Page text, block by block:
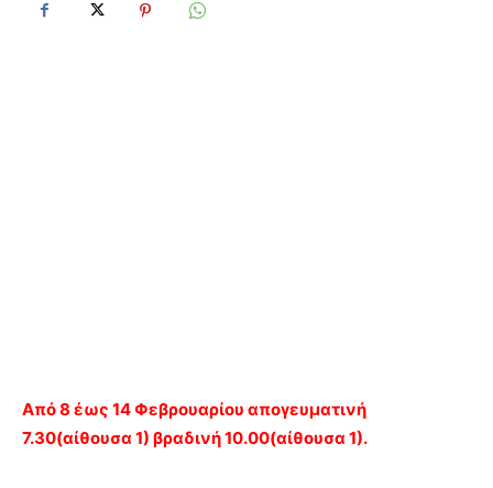
Από 8 έως 14 Φεβρουαρίου απογευματινή
7.30(αίθουσα 1) βραδινή 10.00(αίθουσα 1).